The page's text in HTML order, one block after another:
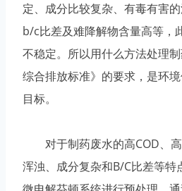
定、成分比较复杂、有毒有害的
b/c比差及难降解物含量高等，
不稳定。所以用什么方法处理
综合排放标准》的要求，是环
目标。
对于制药废水的高COD、高
浑浊、成分复杂和B/C比差等特